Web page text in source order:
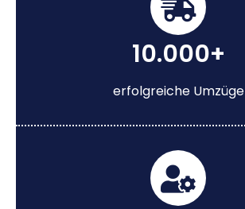
10.000+
erfolgreiche Umzüge